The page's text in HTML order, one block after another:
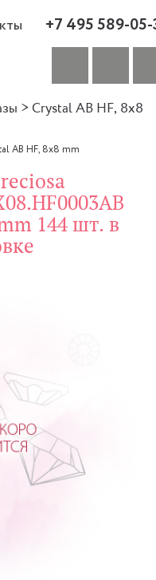
+7 495 589-
> Crystal AB HF, 8x8
AB HF, 8x8 mm
144 шт. в